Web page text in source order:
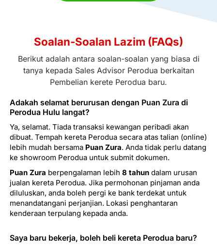
Soalan-Soalan Lazim (FAQs)
Berikut adalah antara soalan-soalan yang biasa di
tanya kepada Sales Advisor Perodua berkaitan
Pembelian kerete Perodua baru.
Adakah selamat berurusan dengan Puan Zura di
Perodua Hulu langat?
Ya, selamat. Tiada transaksi kewangan peribadi akan
dibuat. Tempah kereta Perodua secara atas talian (online)
lebih mudah bersama Puan Zura. Anda tidak perlu datang
ke showroom Perodua untuk submit dokumen.
Puan Zura berpengalaman lebih 8 tahun dalam urusan
jualan kereta Perodua. Jika permohonan pinjaman anda
diluluskan, anda boleh pergi ke bank terdekat untuk
menandatangani perjanjian. Lokasi penghantaran
kenderaan terpulang kepada anda.
Saya baru bekerja, boleh beli kereta Perodua baru?